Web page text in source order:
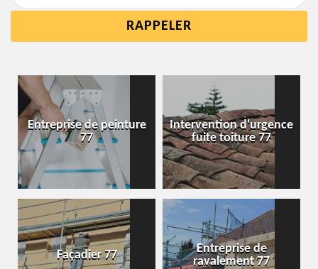
Entreprise de peinture
77
Intervention d'urgence
fuite toiture 77
Façadier 77
Entreprise de
ravalement 77